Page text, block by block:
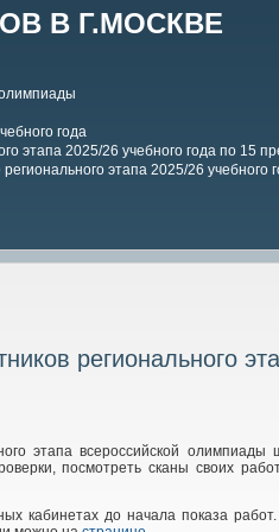
В Г.МОСКВЕ
года
этапа 2025/26 учебного года по 15
этапа 2025/26 учебного
регионального
этапа всероссийской олимпиады
посмотреть сканы своих
кабинетах до начала показа